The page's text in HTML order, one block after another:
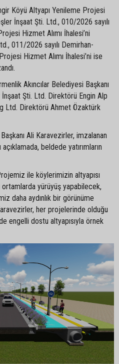
Köyü Altyapı Yenileme Projesi
İnşaat Şti. Ltd., 010/2026 sayılı
Hizmet Alımı İhalesi’ni
011/2026 sayılı Demirhan-
Hizmet Alımı İhalesi’ni ise
Akıncılar Belediyesi Başkanı
Şti. Ltd. Direktörü Engin Alp
Ltd. Direktörü Ahmet Özaktürk
Ali Karavezirler, imzalanan
beldede yatırımların
ile köylerimizin altyapısı
ortamlarda yürüyüş yapabilecek,
daha aydınlık bir görünüme
her projelerinde olduğu
engelli dostu altyapısıyla örnek